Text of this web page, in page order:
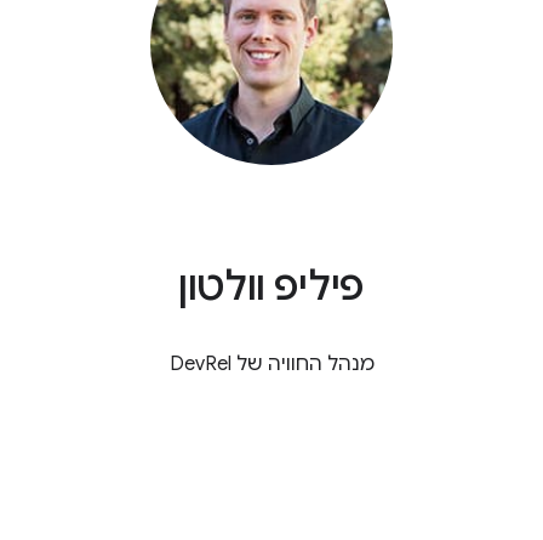
פיליפ וולטון
מנהל החוויה של DevRel